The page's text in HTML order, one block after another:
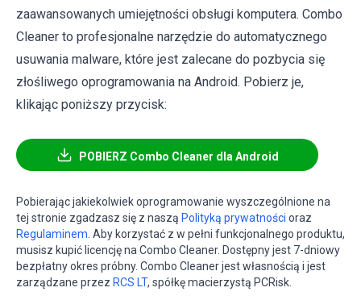
zaawansowanych umiejętności obsługi komputera. Combo
Cleaner to profesjonalne narzędzie do automatycznego
usuwania malware, które jest zalecane do pozbycia się
złośliwego oprogramowania na Android. Pobierz je,
klikając poniższy przycisk:
POBIERZ Combo Cleaner dla Android
Pobierając jakiekolwiek oprogramowanie wyszczególnione na
tej stronie zgadzasz się z naszą Polityką prywatności oraz
Regulaminem . Aby korzystać z w pełni funkcjonalnego produktu,
musisz kupić licencję na Combo Cleaner. Dostępny jest 7-dniowy
bezpłatny okres próbny. Combo Cleaner jest własnością i jest
zarządzane przez RCS LT, spółkę macierzystą PCRisk.